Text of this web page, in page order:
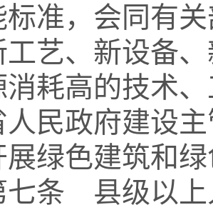
标准，会同有
工艺、新设备
消耗高的技术
政府建设主
展绿色建筑和
县级以上人